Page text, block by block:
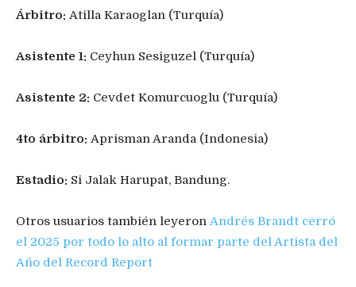
Árbitro: Atilla Karaoglan (Turquía)
Asistente 1: Ceyhun Sesiguzel (Turquía)
Asistente 2: Cevdet Komurcuoglu (Turquía)
4to árbitro: Aprisman Aranda (Indonesia)
Estadio: Si Jalak Harupat, Bandung.
Otros usuarios también leyeron Andrés Brandt cerró
el 2025 por todo lo alto al formar parte del Artista del
Año del Record Report